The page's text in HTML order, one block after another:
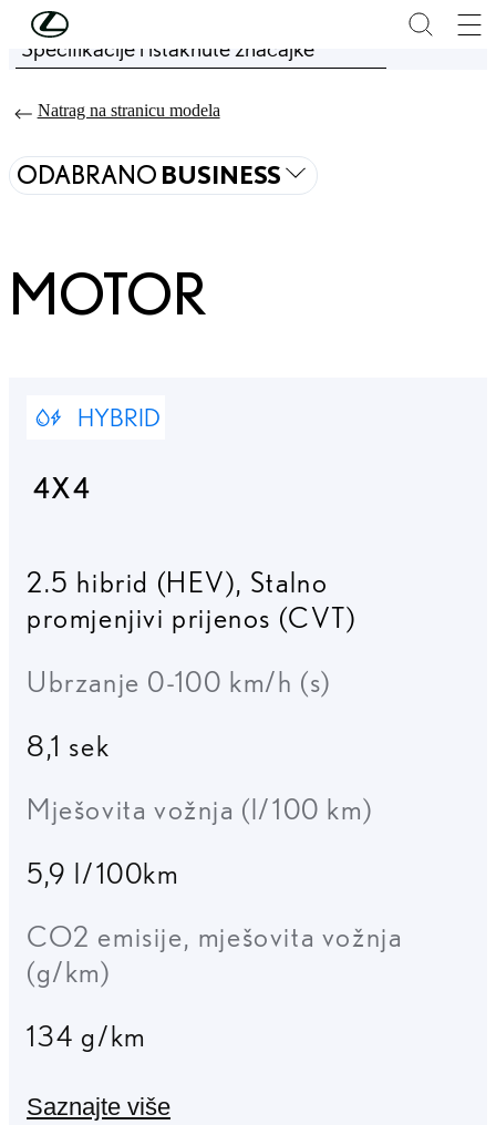
Skip to Main Content
Price is updated The price of your configuration is 64.865 €
Specifikacije i istaknute značajke
Natrag na stranicu modela
ODABRANO BUSINESS
MOTOR
HYBRID
4X4
2.5 hibrid (HEV), Stalno
promjenjivi prijenos (CVT)
Ubrzanje 0-100 km/h (s)
8,1 sek
Mješovita vožnja (l/100 km)
5,9 l/100km
CO2 emisije, mješovita vožnja
(g/km)
134 g/km
Saznajte više